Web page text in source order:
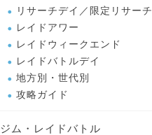
リサーチデイ／限定リサーチ
レイドアワー
レイドウィークエンド
レイドバトルデイ
地方別・世代別
攻略ガイド
ジム・レイドバトル